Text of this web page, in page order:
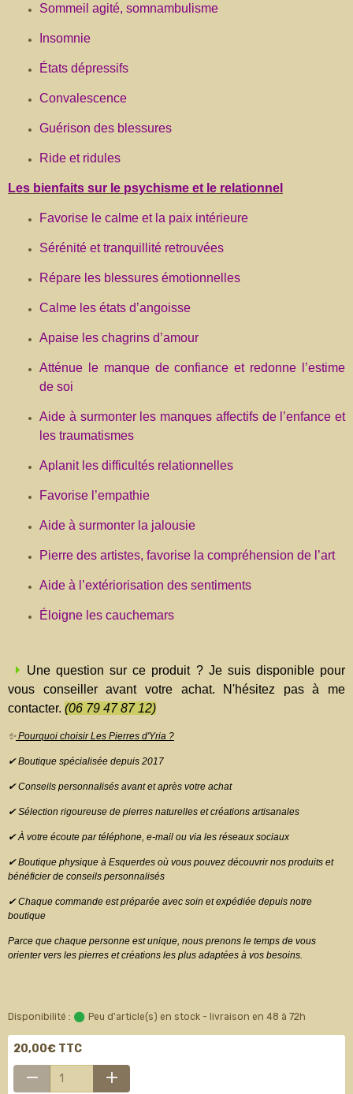
Sommeil agité, somnambulisme
Insomnie
États dépressifs
Convalescence
Guérison des blessures
Ride et ridules
Les bienfaits sur le psychisme et le relationnel
Favorise le calme et la paix intérieure
Sérénité et tranquillité retrouvées
Répare les blessures émotionnelles
Calme les états d’angoisse
Apaise les chagrins d’amour
Atténue le manque de confiance et redonne l’estime
de soi
Aide à surmonter les manques affectifs de l’enfance et
les traumatismes
Aplanit les difficultés relationnelles
Favorise l’empathie
Aide à surmonter la jalousie
Pierre des artistes, favorise la compréhension de l’art
Aide à l’extériorisation des sentiments
Éloigne les cauchemars
Une question sur ce produit ? Je suis disponible pour
vous conseiller avant votre achat. N'hésitez pas à me
contacter. (06 79 47 87 12)
✨Pourquoi choisir Les Pierres d'Yria ?
✔ Boutique spécialisée depuis 2017
✔ Conseils personnalisés avant et après votre achat
✔ Sélection rigoureuse de pierres naturelles et créations artisanales
✔ À votre écoute par téléphone, e-mail ou via les réseaux sociaux
✔ Boutique physique à Esquerdes où vous pouvez découvrir nos produits et
bénéficier de conseils personnalisés
✔ Chaque commande est préparée avec soin et expédiée depuis notre
boutique
Parce que chaque personne est unique, nous prenons le temps de vous
orienter vers les pierres et créations les plus adaptées à vos besoins.
Disponibilité : Peu d'article(s) en stock - livraison en 48 à 72h
20,00€ TTC